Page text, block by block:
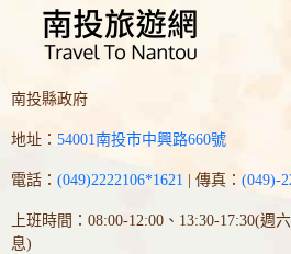
南投縣政府
地址： 54001南投市中興路660號
電話： (049)2222106*1621 | 傳真： (049)-
上班時間：08:00-12:00、13:30-17:30(週
息)